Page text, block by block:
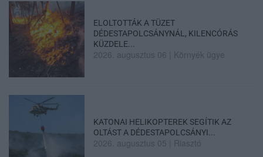
ELOLTOTTÁK A TÜZET
DÉDESTAPOLCSÁNYNÁL, KILENCÓRÁS
KÜZDELE...
2026. augusztus 06 Környék ügye
KATONAI HELIKOPTEREK SEGÍTIK AZ
OLTÁST A DÉDESTAPOLCSÁNYI...
2026. augusztus 05 Riasztó